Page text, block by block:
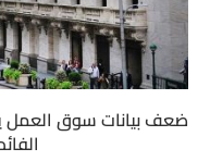
ضعف بيانات سوق العمل